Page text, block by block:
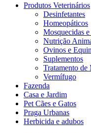
Produtos Veterinários
Desinfetantes
Homeopáticos
Mosquecidas
Nutrição
Ovinos e
Suplementos
Tratamento de
Vermífugo
Fazenda
Casa e Jardim
Pet Cães e Gatos
Praga Urbanas
Herbicida e adubos